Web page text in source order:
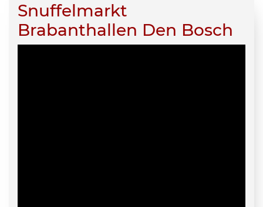
Snuffelmarkt
Brabanthallen Den Bosch